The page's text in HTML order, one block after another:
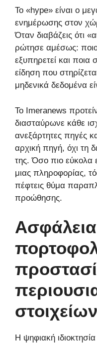
Το «hype» είναι ο
ενημέρωσης στον
Όταν διαβάζεις ότι
ρώτησε αμέσως:
εξυπηρετεί και ποια
είδηση που
μηδενικά δεδομένα
Το Imeranews
διασταύρωνε κάθε
ανεξάρτητες πηγές
αρχική πηγή, όχι τη
της. Όσο πιο εύκολα
μιας πληροφορίας,
πέφτεις θύμα
προώθησης.
Ασφάλεια
στοιχείων
Η ψηφιακή